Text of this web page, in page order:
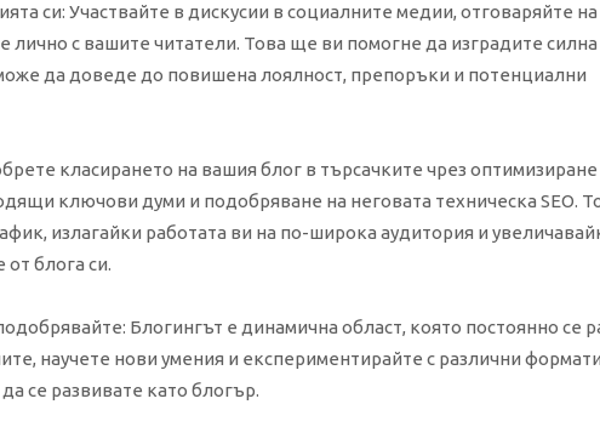
си: Участвайте в дискусии в социалните медии, отговаряйте на
лично с вашите читатели. Това ще ви помогне да изградите
да доведе до повишена лоялност, препоръки и потенциални
класирането на вашия блог в търсачките чрез оптимизиране
ключови думи и подобряване на неговата техническа SEO.
излагайки работата ви на по-широка аудитория и
блога си.
Блогингът е динамична област, която постоянно се
научете нови умения и експериментирайте с различни
се развивате като блогър.